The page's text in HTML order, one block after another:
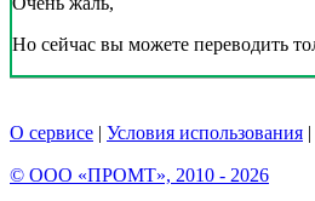
Но сейчас вы можете переводить
О сервисе | Условия использования |
© ООО «ПРОМТ», 2010 - 2026